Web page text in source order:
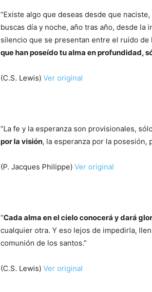
“Existe algo que deseas desde que
buscas día y noche, año tras año, desde la
silencio que se presentan entre el ruido de
que han poseído tu alma en profundidad,
(C.S. Lewis) Ver original
“La fe y la esperanza son provisionales,
por la visión, la esperanza por la posesión,
(P. Jacques Philippe) Ver original
“Cada alma en el cielo conocerá y dará
cualquier otra. Y eso lejos de impedirla,
comunión de los santos.”
(C.S. Lewis) Ver original